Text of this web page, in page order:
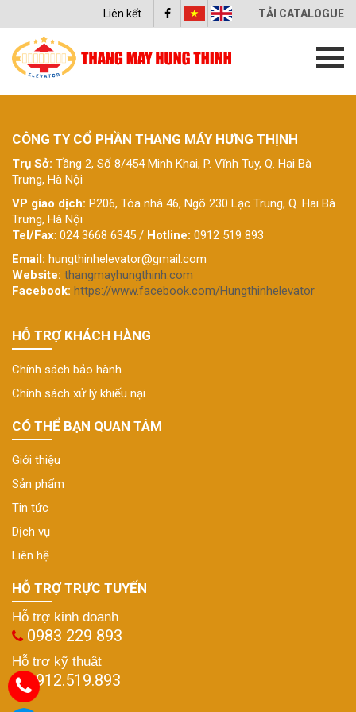
TẢI CATALOGUE
Liên kết
CÔNG TY CỔ PHẦN THANG MÁY HƯNG THỊNH
Trụ Sở: Tầng 2, Số 8/454 Minh Khai, P. Vĩnh Tuy, Q. Hai Bà
Trưng, Hà Nội
VP giao dịch: P206, Tòa nhà 46, Ngõ 230 Lạc Trung, Q. Hai Bà
Trưng, Hà Nội
Tel/Fax: 024 3668 6345 / Hotline: 0912 519 893
Email: hungthinhelevator@gmail.com
Website: thangmayhungthinh.com
Facebook: https://www.facebook.com/Hungthinhelevator
HỖ TRỢ KHÁCH HÀNG
Chính sách bảo hành
Chính sách xử lý khiếu nại
CÓ THỂ BẠN QUAN TÂM
Giới thiệu
Sản phẩm
Tin tức
Dịch vụ
Liên hệ
HỖ TRỢ TRỰC TUYẾN
Hỗ trợ kinh doanh
0983 229 893
Hỗ trợ kỹ thuật
0912.519.893